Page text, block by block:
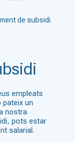
de subsidi
empleats
pateix un
nostra
pots estar
salarial.